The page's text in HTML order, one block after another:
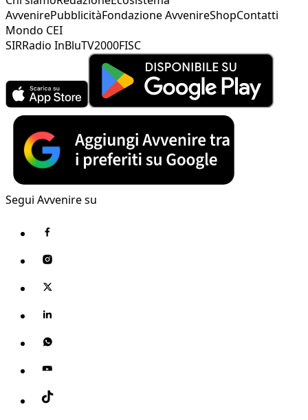
AvvenirePubblicitàFondazione AvvenireShopContatti
Mondo CEI
SIRRadio InBluTV2000FISC
Segui Avvenire su